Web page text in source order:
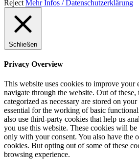
Reject Mehr Infos / Datenschutzerklärung
Schließen
Privacy Overview
This website uses cookies to improve your
navigate through the website. Out of these,
categorized as necessary are stored on
essential for the working of basic
also use third-party cookies that help us
you use this website. These cookies will
only with your consent. You also have the
cookies. But opting out of some of these
browsing experience.